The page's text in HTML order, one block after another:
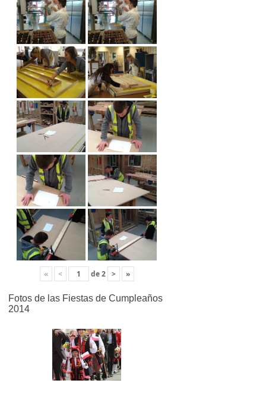
« < de2 > »
Fotos de las Fiestas de Cumpleaños
2014